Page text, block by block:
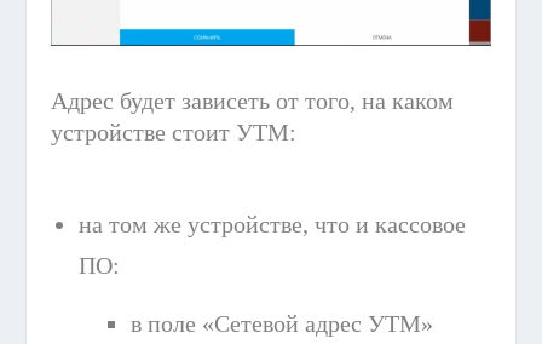
Адрес будет зависеть от того, на каком
устройстве стоит УТМ:
на том же устройстве, что и кассовое
ПО:
в поле «Сетевой адрес УТМ»